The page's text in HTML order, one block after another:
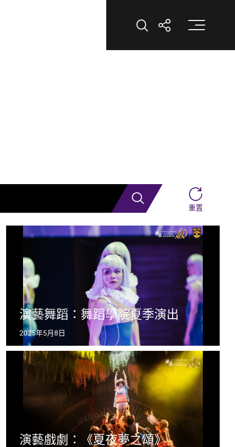
打開搜索打開分享打
搜索
重置
演藝舞蹈：舞蹈學院夏季演出
2025年5月8日
演藝戲劇：《夏夜夢之頌》